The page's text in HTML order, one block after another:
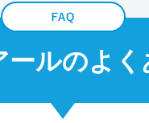
ールのよく